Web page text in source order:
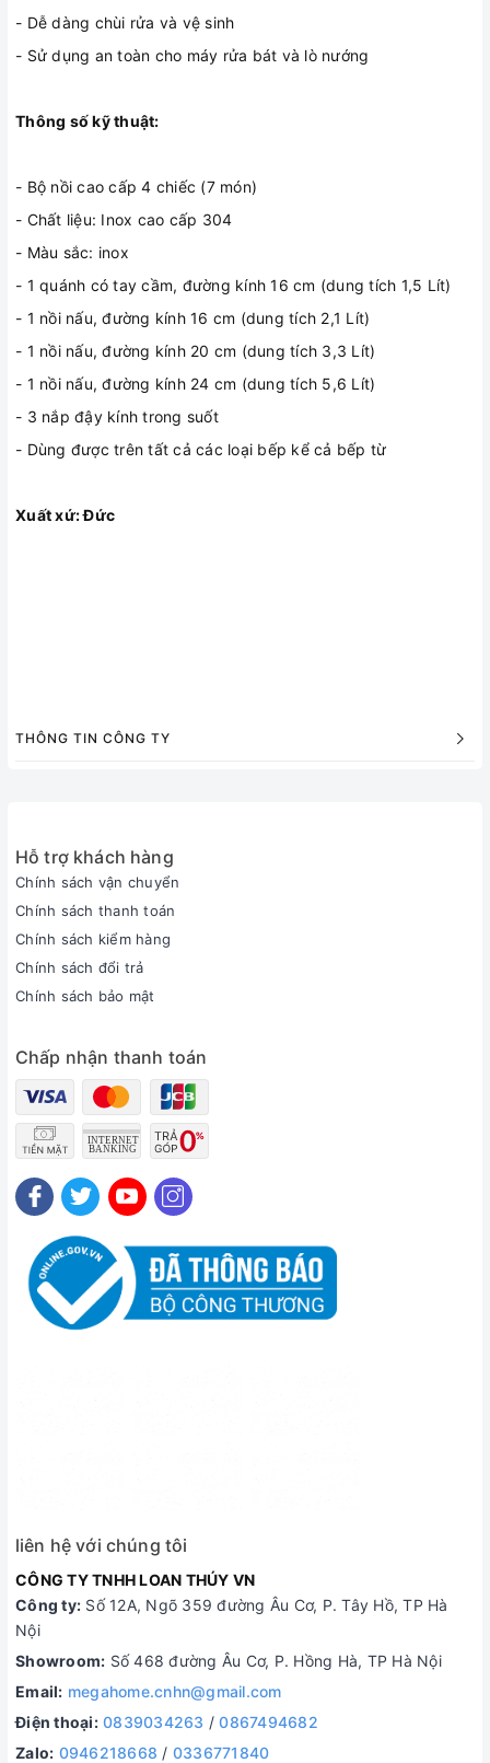
- Dễ dàng chùi rửa và vệ sinh
- Sử dụng an toàn cho máy rửa bát và lò nướng
Thông số kỹ thuật:
- Bộ nồi cao cấp 4 chiếc (7 món)
- Chất liệu: Inox cao cấp 304
- Màu sắc: inox
- 1 quánh có tay cầm, đường kính 16 cm (dung tích 1,5 Lít)
- 1 nồi nấu, đường kính 16 cm (dung tích 2,1 Lít)
- 1 nồi nấu, đường kính 20 cm (dung tích 3,3 Lít)
- 1 nồi nấu, đường kính 24 cm (dung tích 5,6 Lít)
- 3 nắp đậy kính trong suốt
- Dùng được trên tất cả các loại bếp kể cả bếp từ
Xuất xứ: Đức
THÔNG TIN CÔNG TY
Hỗ trợ khách hàng
Chính sách vận chuyển
Chính sách thanh toán
Chính sách kiểm hàng
Chính sách đổi trả
Chính sách bảo mật
Chấp nhận thanh toán
liên hệ với chúng tôi
CÔNG TY TNHH LOAN THÚY VN
Công ty: Số 12A, Ngõ 359 đường Âu Cơ, P. Tây Hồ, TP Hà
Nội
Showroom: Số 468 đường Âu Cơ, P. Hồng Hà, TP Hà Nội
Email: megahome.cnhn@gmail.com
Điện thoại: 0839034263 /0867494682
Zalo: 0946218668 / 0336771840